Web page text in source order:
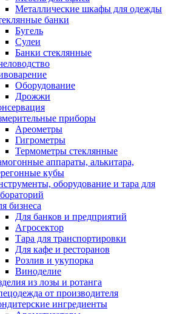
Металлические шкафы для одежды
банки
Бугель
Сулеи
Банки стеклянные
Оборудование
Дрожжи
приборы
Ареометры
Гигрометры
Термометры стеклянные
аппараты, алькитара,
кубы
оборудование и тара для
бизнеса
Для банков и предприятий
Агросектор
Тара для транспортировки
Для кафе и ресторанов
Розлив и укупорка
Виноделие
из лозы и ротанга
от производителя
ингредиенты